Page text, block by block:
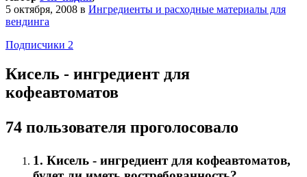
5 октября, 2008 в Ингредиенты и расходные материалы для
вендинга
Подписчики 2
Кисель - ингредиент для
кофеавтоматов
74 пользователя проголосовало
1. Кисель - ингредиент для кофеавтоматов,